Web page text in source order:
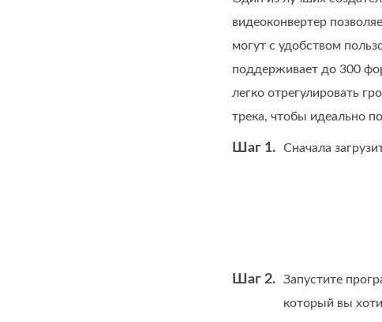
видеоконвертер
могут с удобством
поддерживает до 300
легко отрегулировать
трека, чтобы идеально
Шаг 1. Сначала
Шаг 2. Запустите
который вы